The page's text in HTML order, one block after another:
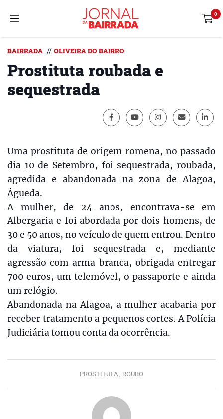
BAIRRADA // OLIVEIRA DO BAIRRO
Prostituta roubada e
sequestrada
Uma prostituta de origem romena, no passado
dia 10 de Setembro, foi sequestrada, roubada,
agredida e abandonada na zona de Alagoa,
Águeda.
A mulher, de 24 anos, encontrava-se em
Albergaria e foi abordada por dois homens, de
30 e 50 anos, no veículo de quem entrou. Dentro
da viatura, foi sequestrada e, mediante
agressão com arma branca, obrigada entregar
700 euros, um telemóvel, o passaporte e ainda
um relógio.
Abandonada na Alagoa, a mulher acabaria por
receber tratamento a pequenos cortes. A Polícia
Judiciária tomou conta da ocorrência.
PROSTITUTA , ROUBO